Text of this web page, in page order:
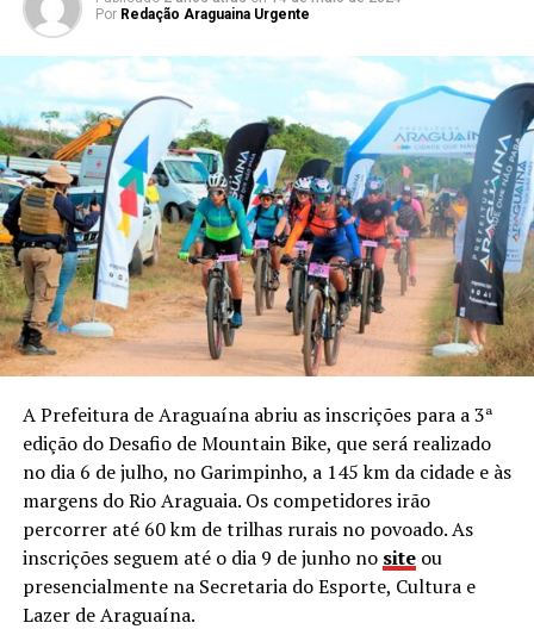
Por Redação Araguaina Urgente
A Prefeitura de Araguaína abriu as inscrições para a 3ª
edição do Desafio de Mountain Bike, que será realizado
no dia 6 de julho, no Garimpinho, a 145 km da cidade e às
margens do Rio Araguaia. Os competidores irão
percorrer até 60 km de trilhas rurais no povoado. As
inscrições seguem até o dia 9 de junho no site ou
presencialmente na Secretaria do Esporte, Cultura e
Lazer de Araguaína.